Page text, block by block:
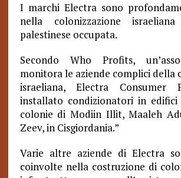
I marchi Electra sono
nella colonizzazione
palestinese occupata.
Secondo Who Profits,
monitora le aziende complici della
israeliana, Electra Consumer
installato condizionatori in edifici
colonie di Modiin Illit, Maaleh
Zeev, in Cisgiordania.”
Varie altre aziende di Electra
coinvolte nella costruzione di